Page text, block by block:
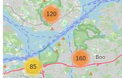
85
120
160